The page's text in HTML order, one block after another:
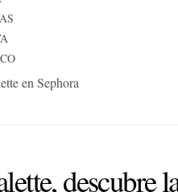
en Sephora
descubre